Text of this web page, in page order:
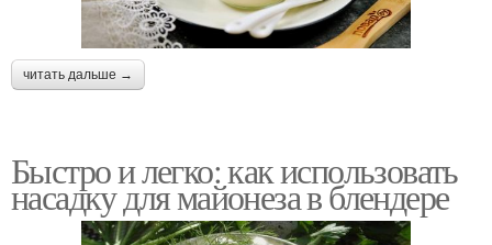
читать дальше →
Быстро и легко: как использовать
насадку для майонеза в блендере